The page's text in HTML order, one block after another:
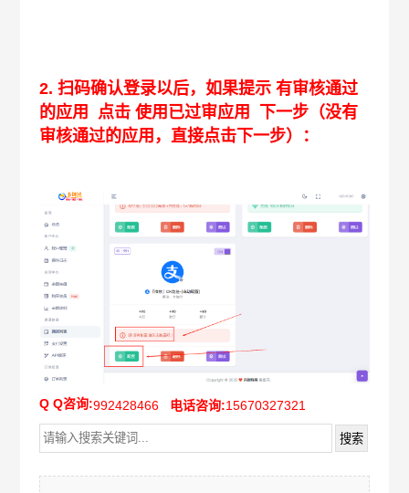
2. 扫码确认登录以后，如果提示 有审核通过
的应用 点击 使用已过审应用 下一步（没有
审核通过的应用，直接点击下一步）：
Q Q咨询:992428466 电话咨询:15670327321